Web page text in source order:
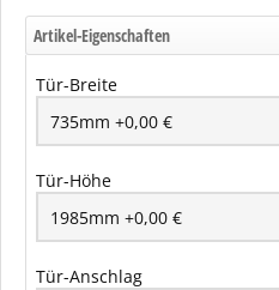
Artikel-Eigenschaften
Tür-Breite
Tür-Höhe
Tür-Anschlag